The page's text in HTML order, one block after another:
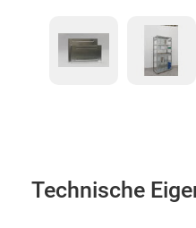
Technische